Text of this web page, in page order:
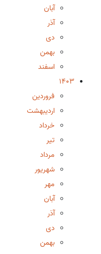
آبان
آذر
دی
بهمن
اسفند
1403
فروردین
اردیبهشت
خرداد
تیر
مرداد
شهریور
مهر
آبان
آذر
دی
بهمن